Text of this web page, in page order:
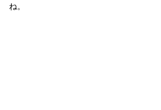
ね。